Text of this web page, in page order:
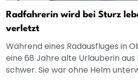
Radfahrerin wird bei Sturz
verletzt
Während eines Radausfluges in
eine 68 Jahre alte Urlauberin aus
schwer. Sie war ohne Helm